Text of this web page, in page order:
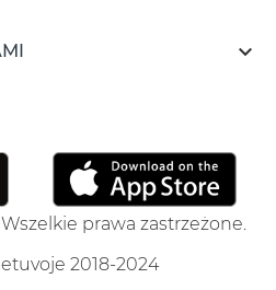

prawa zastrzeżone.
2018-2024